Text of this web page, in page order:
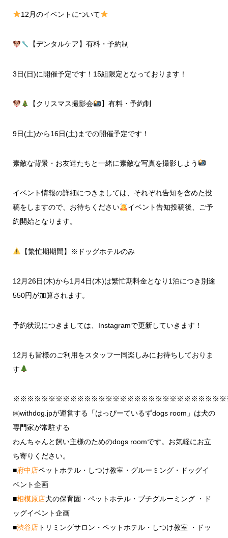
12月のイベントについて
【デンタルケア】有料・予約制
3日(日)に開催予定です！15組限定となっております！
【クリスマス撮影会 】有料・予約制
9日(土)から16日(土)までの開催予定です！
素敵な背景・お友達たちと一緒に素敵な写真を撮影しよう
イベント情報の詳細につきましては、それぞれ告知を含めた投
稿をしますので、お待ちください
イベント告知投稿後、ご予
約開始となります。
【繁忙期期間】※ドッグホテルのみ
12月26日(木)から1月4日(木)は繁忙期料金となり1泊につき別途
550円が加算されます。
予約状況につきましては、Instagramで更新していきます！
12月も皆様のご利用をスタッフ一同楽しみにお待ちしておりま
す
㈱withdog.jpが運営する「はっぴーているずdogs room」は犬の
専門家が常駐する
わんちゃんと飼い主様のためのdogs roomです。お気軽にお立
ち寄りください。
■府中店ペットホテル・しつけ教室・グルーミング・ドッグイ
ベント企画
■相模原店犬の保育園・ペットホテル・プチグルーミング ・ド
ッグイベント企画
■渋谷店トリミングサロン・ペットホテル・しつけ教室 ・ドッ